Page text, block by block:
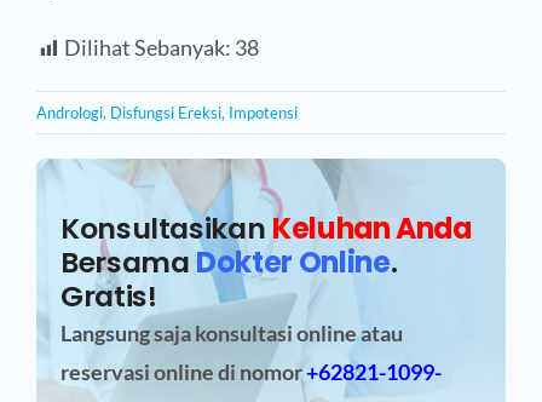
Dilihat Sebanyak: 38
Andrologi, Disfungsi Ereksi, Impotensi
Konsultasikan Keluhan Anda
BersamaDokter Online.
Gratis!
Langsung saja konsultasi online atau
reservasi onlinedi nomor+62821-1099-